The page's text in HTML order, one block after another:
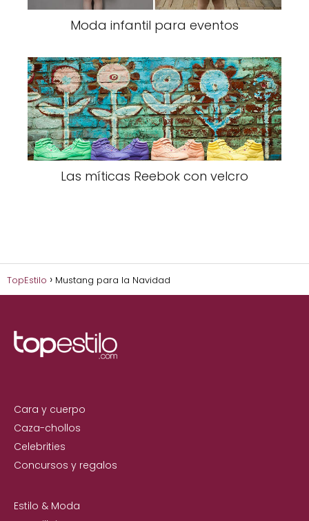
Moda infantil para eventos
Las míticas Reebok con velcro
TopEstilo Mustang para la Navidad
Cara y cuerpo
Caza-chollos
Celebrities
Concursos y regalos
Estilo & Moda